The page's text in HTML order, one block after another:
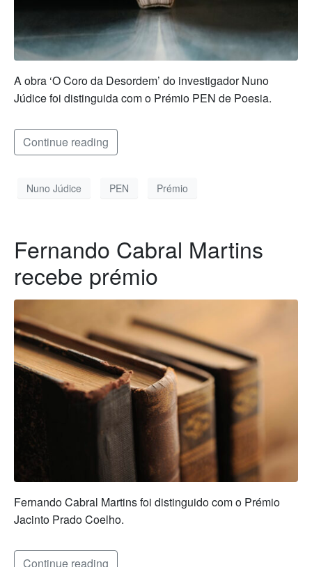
A obra ‘O Coro da Desordem’ do investigador Nuno
Júdice foi distinguida com o Prémio PEN de Poesia.
Continue reading
Nuno Júdice PEN Prémio
Fernando Cabral Martins
recebe prémio
Fernando Cabral Martins foi distinguido com o Prémio
Jacinto Prado Coelho.
Continue reading